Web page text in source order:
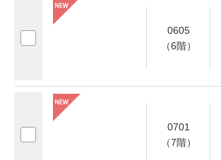
0605
（6階）
0701
（7階）